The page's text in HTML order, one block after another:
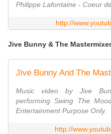
Philippe Lafontaine - Coeur
http://
Jive Bunny & The
Music video by Jive
performing Swing The
Entertainment Purpose Only.
http://